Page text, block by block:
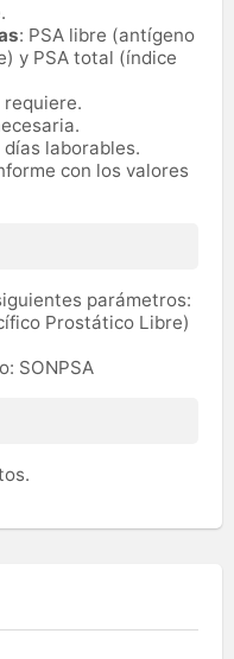
: PSA libre (antígeno
y PSA total (índice
requiere.
días laborables.
con los valores
parámetros:
Prostático Libre)
SONPSA